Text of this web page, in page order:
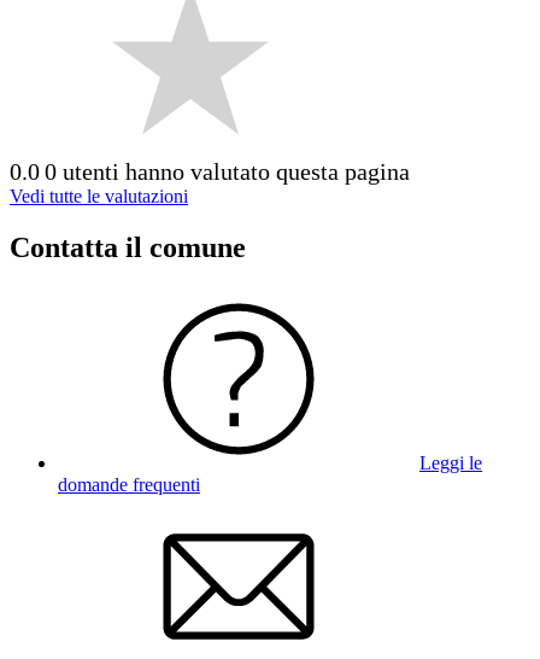
0.00 utenti hanno valutato questa pagina
Vedi tutte le valutazioni
Contatta il comune
Leggi le
domande frequenti